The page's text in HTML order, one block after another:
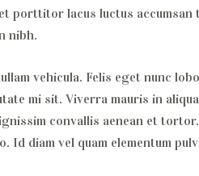
porttitor lacus luctus
nibh.
vehicula. Felis eget nunc
mi sit. Viverra mauris in
convallis aenean et
Id diam vel quam elementum